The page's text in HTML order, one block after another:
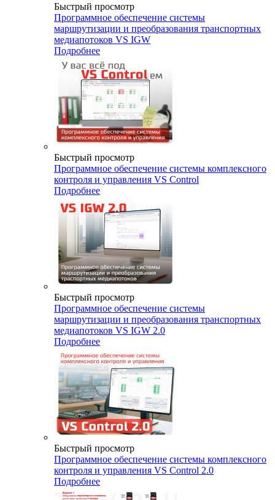
Быстрый просмотр
Программное обеспечение системы
маршрутизации и преобразования транспортных
медиапотоков VS IGW
Подробнее
Быстрый просмотр
Программное обеспечение системы комплексного
контроля и управления VS Control
Подробнее
Быстрый просмотр
Программное обеспечение системы
маршрутизации и преобразования транспортных
медиапотоков VS IGW 2.0
Подробнее
Быстрый просмотр
Программное обеспечение системы комплексного
контроля и управления VS Control 2.0
Подробнее